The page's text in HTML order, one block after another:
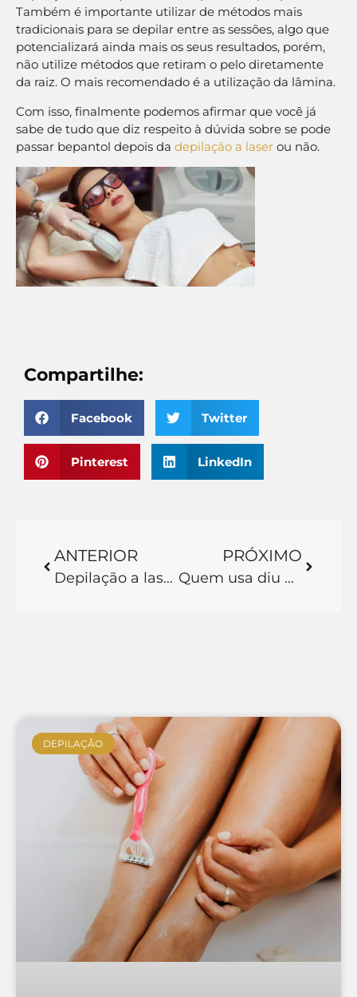
Também é importante utilizar de métodos mais
tradicionais para se depilar entre as sessões, algo que
potencializará ainda mais os seus resultados, porém,
não utilize métodos que retiram o pelo diretamente
da raiz. O mais recomendado é a utilização da lâmina.
Com isso, finalmente podemos afirmar que você já
sabe de tudo que diz respeito à dúvida sobre se pode
passar bepantol depois da depilação a laser ou não.
Compartilhe:
Facebook Twitter
Pinterest LinkedIn
ANTERIOR
Depilação a laser acaba com os pelos para sempre: Entenda tudo sobre o funcionamento e os resultados por trás da depilação a laser!
PRÓXIMO
Quem usa diu pode fazer depilação a laser: Tudo que você precisa saber antes de realizar o seu tratamento de depilação definitiva!
DEPILAÇÃO